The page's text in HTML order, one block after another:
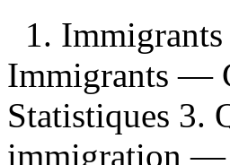
1.
Immigrants —
Statistiques 3.
immigration —